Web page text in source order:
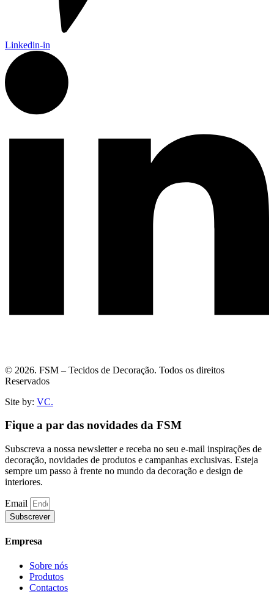
Linkedin-in
© 2026. FSM – Tecidos de Decoração. Todos os direitos
Reservados
Site by: VC.
Fique a par das novidades da FSM
Subscreva a nossa newsletter e receba no seu e-mail inspirações de
decoração, novidades de produtos e campanhas exclusivas. Esteja
sempre um passo à frente no mundo da decoração e design de
interiores.
Email
Subscrever
Empresa
Sobre nós
Produtos
Contactos